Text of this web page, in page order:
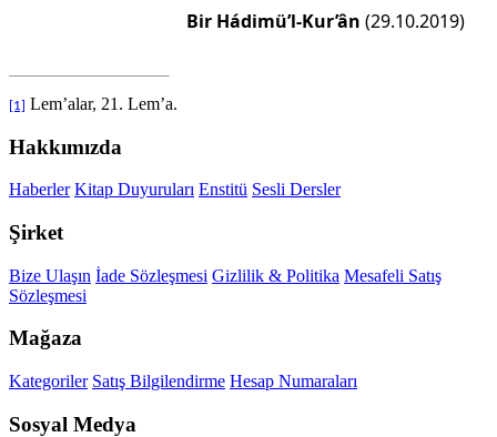
Bir Hádimü’l-Kur’ân (29.10.2019)
[1] Lem’alar, 21. Lem’a.
Hakkımızda
Haberler Kitap Duyuruları Enstitü Sesli Dersler
Şirket
Bize Ulaşın İade Sözleşmesi Gizlilik & Politika Mesafeli Satış
Sözleşmesi
Mağaza
Kategoriler Satış Bilgilendirme Hesap Numaraları
Sosyal Medya